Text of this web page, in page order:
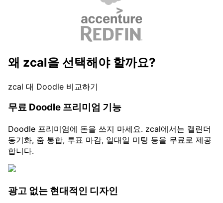
왜 zcal을 선택해야 할까요?
zcal 대 Doodle 비교하기
무료 Doodle 프리미엄 기능
Doodle 프리미엄에 돈을 쓰지 마세요. zcal에서는 캘린더
동기화, 줌 통합, 투표 마감, 일대일 미팅 등을 무료로 제공
합니다.
광고 없는 현대적인 디자인